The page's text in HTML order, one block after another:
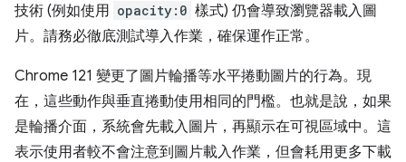
技術 (例如使用 opacity:0 樣式) 仍會導致瀏覽器載入圖
片。請務必徹底測試導入作業，確保運作正常。
Chrome 121 變更了圖片輪播等水平捲動圖片的行為。現
在，這些動作與垂直捲動使用相同的門檻。也就是說，如果
是輪播介面，系統會先載入圖片，再顯示在可視區域中。這
表示使用者較不會注意到圖片載入作業，但會耗用更多下載